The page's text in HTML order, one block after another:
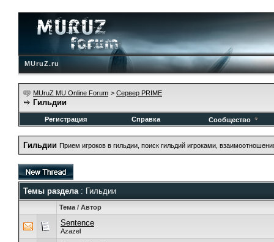
MUruZ.ru
MUruZ MU Online Forum > Сервер PRIME
Гильдии
Регистрация Справка Сообщество
Гильдии Прием игроков в гильдии, поиск гильдий игроками,
Темы раздела: Гильдии
Тема / Автор
Sentence
Azazel